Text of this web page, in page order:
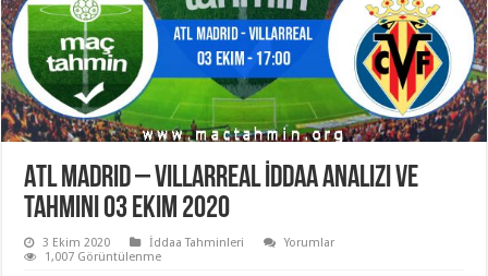
Atl Madrid – Villarreal İddaa Analizi ve
Tahmini 03 Ekim 2020
3 Ekim 2020 İddaa Tahminleri
Yorumlar
1,007 Görüntülenme